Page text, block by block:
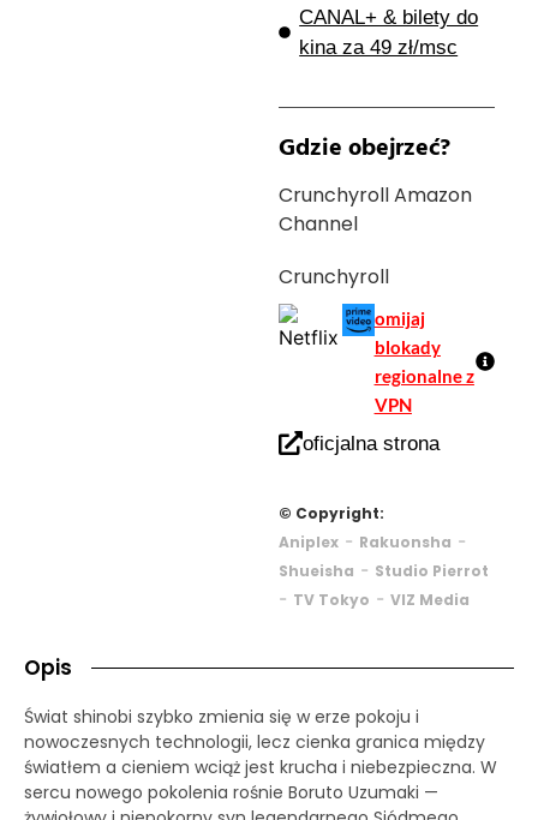
CANAL+ & bilety do
kina za 49 zł/msc
Gdzie obejrzeć?
Crunchyroll Amazon
Channel
Crunchyroll
omijaj
blokady
regionalne z
VPN
oficjalna strona
© Copyright:
Aniplex- Rakuonsha -
Shueisha - Studio Pierrot
- TV Tokyo - VIZ Media
Opis
Świat shinobi szybko zmienia się w erze pokoju i
nowoczesnych technologii, lecz cienka granica między
światłem a cieniem wciąż jest krucha i niebezpieczna. W
sercu nowego pokolenia rośnie Boruto Uzumaki —